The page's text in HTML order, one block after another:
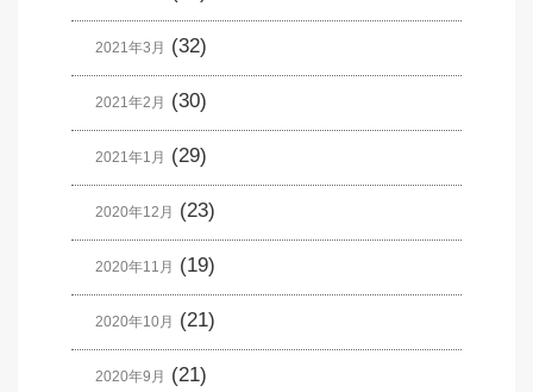
2021年3月 (32)
2021年2月 (30)
2021年1月 (29)
2020年12月 (23)
2020年11月 (19)
2020年10月 (21)
2020年9月 (21)